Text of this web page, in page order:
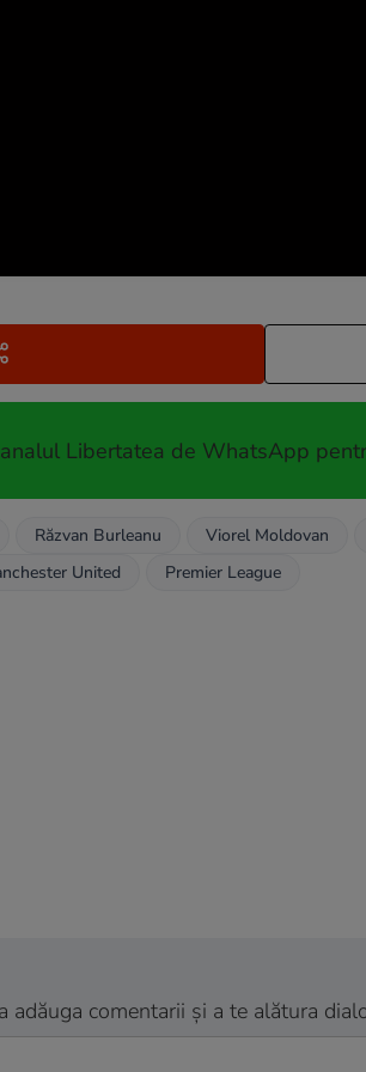
Libertatea de WhatsApp
Răzvan Burleanu Viorel Moldovan
United Premier League
adăuga comentarii și a te alătura